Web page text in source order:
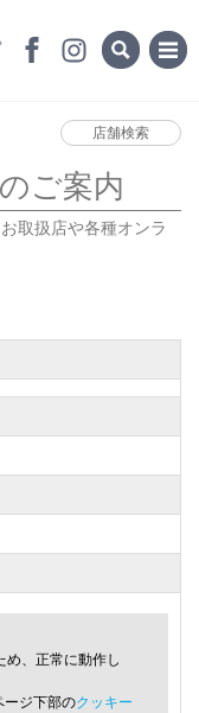
店舗検索
ご案内
取扱店や各種オンラ
め、正常に動作し
ージ下部のクッキー